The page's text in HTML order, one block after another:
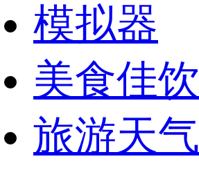
模拟器
美食佳饮
旅游天气